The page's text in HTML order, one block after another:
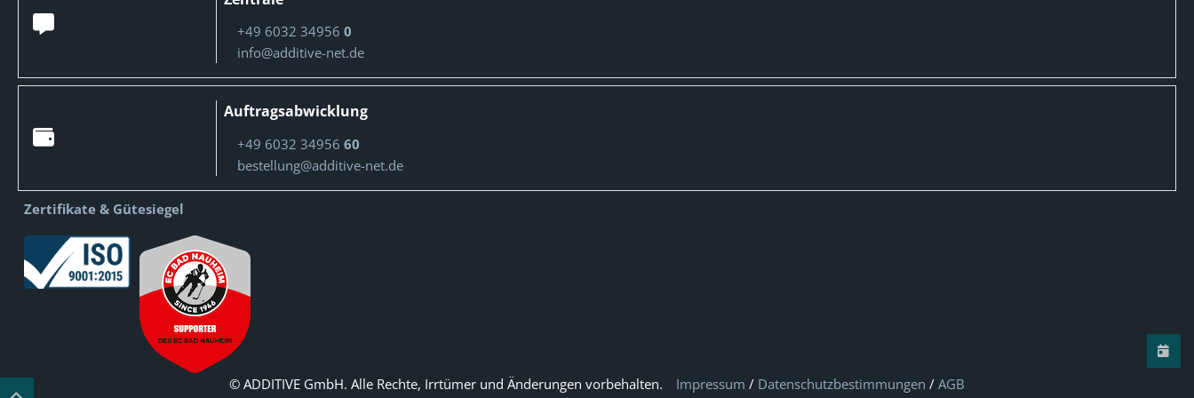
+49 6032 349560
info@additive-net.de
Auftragsabwicklung
+49 6032 3495660
bestellung@additive-net.de
Zertifikate & Gütesiegel
© ADDITIVE GmbH. Alle Rechte, Irrtümer und Änderungen vorbehalten. Impressum / Datenschutzbestimmungen /AGB